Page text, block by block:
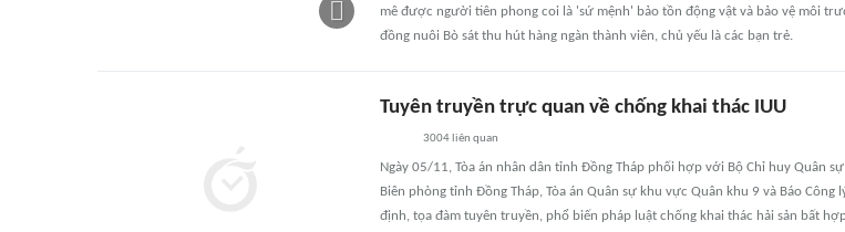
mê được người tiên phong coi là 'sứ mệnh' bảo tồn động vật và bảo vệ môi
đồng nuôi Bò sát thu hút hàng ngàn thành viên, chủ yếu là các bạn trẻ.
Tuyên truyền trực quan về chống khai thác IUU
3004 liên quan
Ngày 05/11, Tòa án nhân dân tỉnh Đồng Tháp phối hợp với Bộ Chỉ huy Quân
Biên phòng tỉnh Đồng Tháp, Tòa án Quân sự khu vực Quân khu 9 và Báo Công
định, tọa đàm tuyên truyền, phổ biến pháp luật chống khai thác hải sản bất